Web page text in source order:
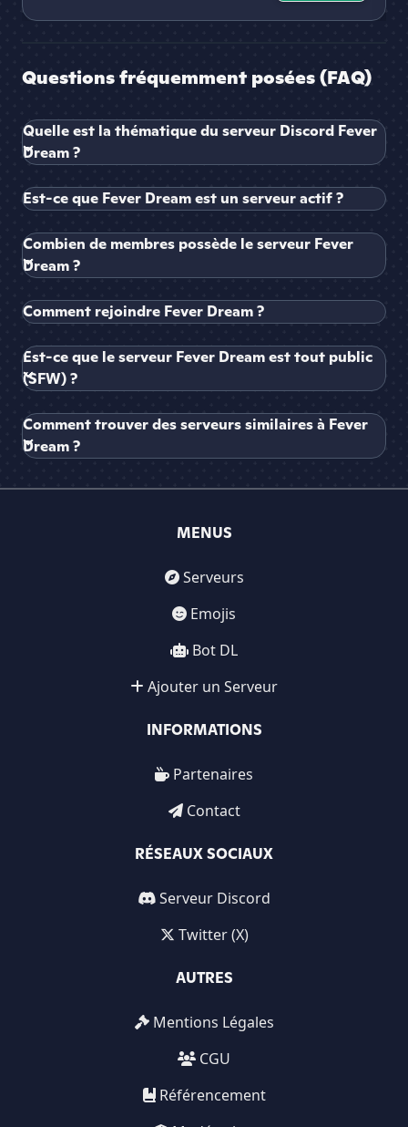
Questions fréquemment posées (FAQ)
Quelle est la thématique du serveur Discord Fever
Dream ?
Est-ce que Fever Dream est un serveur actif ?
Combien de membres possède le serveur Fever
Dream ?
Comment rejoindre Fever Dream ?
Est-ce que le serveur Fever Dream est tout public
(SFW) ?
Comment trouver des serveurs similaires à Fever
Dream ?
MENUS
Serveurs
Emojis
Bot DL
Ajouter un Serveur
INFORMATIONS
Partenaires
Contact
RÉSEAUX SOCIAUX
Serveur Discord
Twitter (X)
AUTRES
Mentions Légales
CGU
Référencement